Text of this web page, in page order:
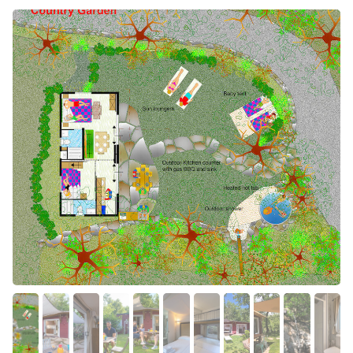
familiare.
L’esterno è stato progettato con particolare cura ed è il
naturale proseguimento dell’alloggio, in modo che lo
spazio fruibile sia eccezionalmente ampio, grazie alla
veranda coperta e al vasto giardino arredato, nel rispetto
della nostra filosofia “Barco Reale Concept”. Nella
veranda si trovano banco da cucina, BBQ a gas e lavello,
tavolo e sedie, per mangiare all’aperto e cucinare
pietanze insaporite con gli odori dell’orto aromatico. Nel
giardino abbiamo sdraio, sedute a dondolo e doccia
esterna, per vivere un’esperienza a stretto contatto con
la natura senza rinunciare alla privacy. Un ulteriore spazio
abitabile è la Tenda Baby, dedicata ai più piccoli, per fargli
sperimentare in tutta sicurezza e comodità il campeggio
tradizionale.
Camera con letto matrimoniale 160 cm x 200 cm